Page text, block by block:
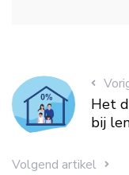
Het
bij
Volgend artikel